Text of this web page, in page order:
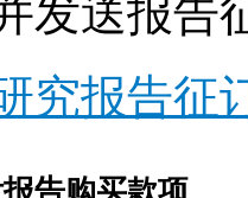
发送报告
究报告征